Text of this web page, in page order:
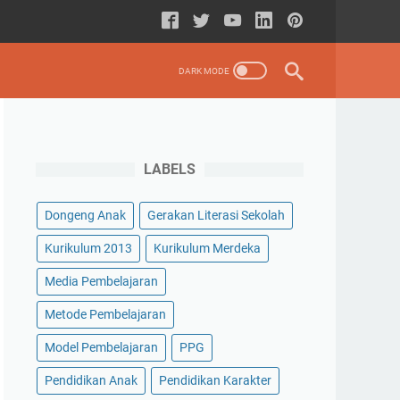
LABELS
Dongeng Anak Gerakan Literasi Sekolah
Kurikulum 2013 Kurikulum Merdeka
Media Pembelajaran
Metode Pembelajaran
Model Pembelajaran PPG
Pendidikan Anak Pendidikan Karakter